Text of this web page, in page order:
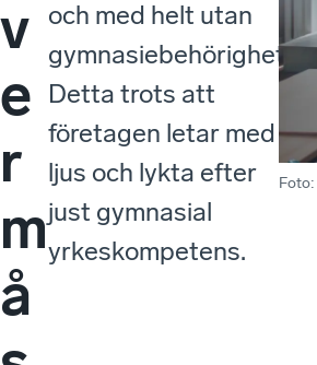
v
e
r
m
å
och med helt utan
gymnasiebehörighet.
Detta trots att
företagen letar med
ljus och lykta efter
just gymnasial
yrkeskompetens.
Foto: